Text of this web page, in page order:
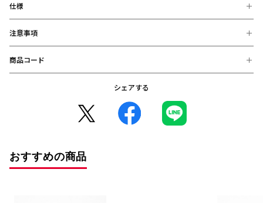
明治安田J1百年構想リーグ 地域リーグラウンド 第６節 東京ヴェル
ディ戦にちなんだアウェイグッズが登場！
今節のレディアは色鮮やかな夜の遊園地へ！赤いジェットコース
ウェイ遠征を楽しみましょう！
スマホやPCなどに貼り付けるも、記念品としてコレクションする
仕様
【素材】
紙（PP加工）
【サイズ】
注意事項
※お届け後の、お客様都合による、返品、交換は出来ません。ご注意く
ださい。
メーカー・機種・画面設定等により、実際の商品の色と異なって見える
※デザインなどの仕様が予告なく変更になることがございます。
○コンビニ決済をご利用のお客様へ○
自動的にキャンセルとなりますので、十分にご注意下さい。
※2020年12月1日から、振り込み期限が7日から3日に短縮となりまし
商品コード
シェアする
おすすめの商品